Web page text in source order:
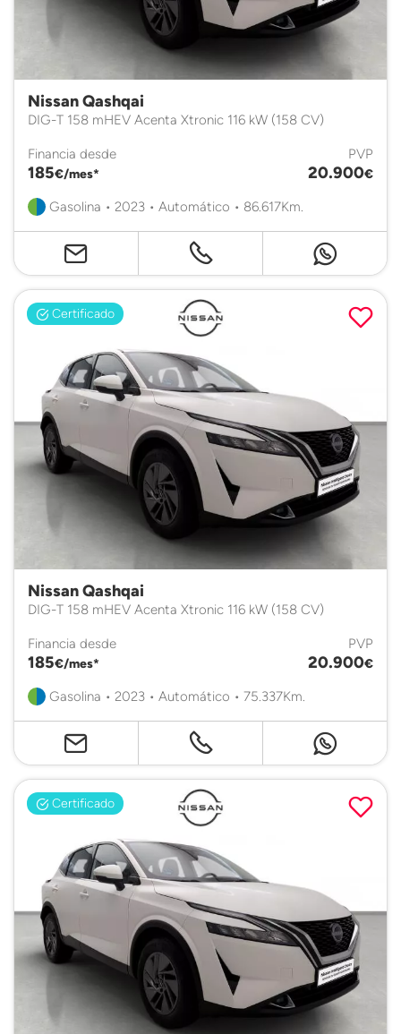
Nissan Qashqai
DIG-T 158 mHEV Acenta Xtronic 116 kW (158 CV)
Financia desde
185€/mes*
PVP
20.900€
Gasolina • 2023 • Automático • 86.617Km.
Certificado
Nissan Qashqai
DIG-T 158 mHEV Acenta Xtronic 116 kW (158 CV)
Financia desde
185€/mes*
PVP
20.900€
Gasolina • 2023 • Automático • 75.337Km.
Certificado